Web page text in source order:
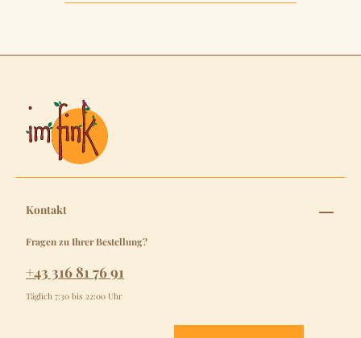
Kontakt
Fragen zu Ihrer Bestellung?
+43 316 81 76 91
Täglich 7:30 bis 22:00 Uhr